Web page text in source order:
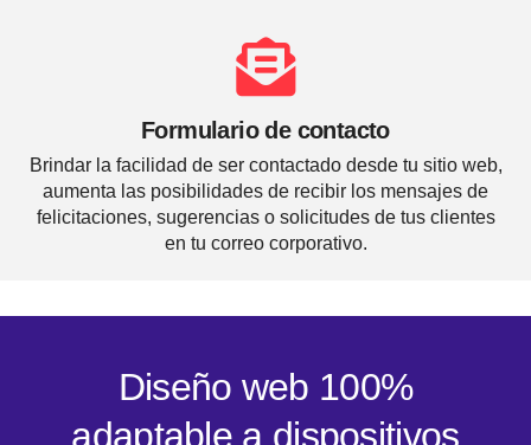
Formulario de contacto
Brindar la facilidad de ser contactado desde tu sitio web,
aumenta las posibilidades de recibir los mensajes de
felicitaciones, sugerencias o solicitudes de tus clientes
en tu correo corporativo.
Diseño web 100%
adaptable a dispositivos